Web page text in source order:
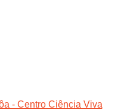
- Centro Ciência Viva